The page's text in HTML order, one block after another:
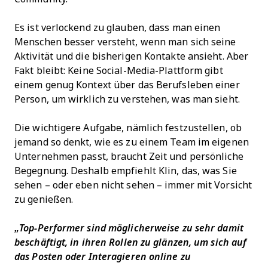
Es ist verlockend zu glauben, dass man einen
Menschen besser versteht, wenn man sich seine
Aktivität und die bisherigen Kontakte ansieht. Aber
Fakt bleibt: Keine Social-Media-Plattform gibt
einem genug Kontext über das Berufsleben einer
Person, um wirklich zu verstehen, was man sieht.
Die wichtigere Aufgabe, nämlich festzustellen, ob
jemand so denkt, wie es zu einem Team im eigenen
Unternehmen passt, braucht Zeit und persönliche
Begegnung. Deshalb empfiehlt Klin, das, was Sie
sehen – oder eben nicht sehen – immer mit Vorsicht
zu genießen.
„Top-Performer sind möglicherweise zu sehr damit
beschäftigt, in ihren Rollen zu glänzen, um sich auf
das Posten oder Interagieren online zu